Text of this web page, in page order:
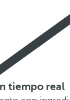
tiempo real